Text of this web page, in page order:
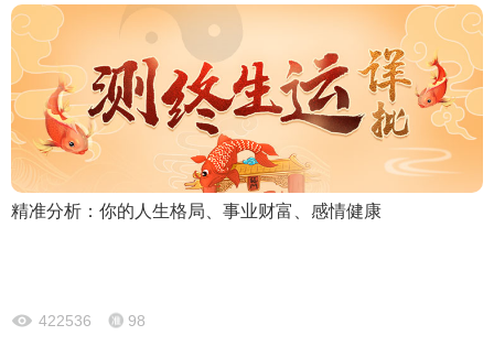
精准分析：你的人生格局、事业财富、感情健康
422536 98